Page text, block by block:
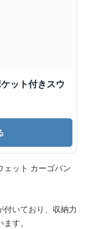
ェット カーゴパン
付いており、収納力
す。